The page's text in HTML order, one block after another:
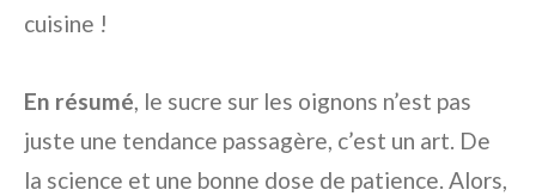
cuisine !
En résumé, le sucre sur les oignons n’est pas
juste une tendance passagère, c’est un art. De
la science et une bonne dose de patience. Alors,